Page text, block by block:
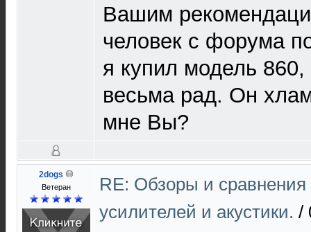
Вашим
человек с форума
я купил модель
весьма рад. Он
мне Вы?
2dogs
Ветеран
RE: Обзоры и
усилителей и акустики. /